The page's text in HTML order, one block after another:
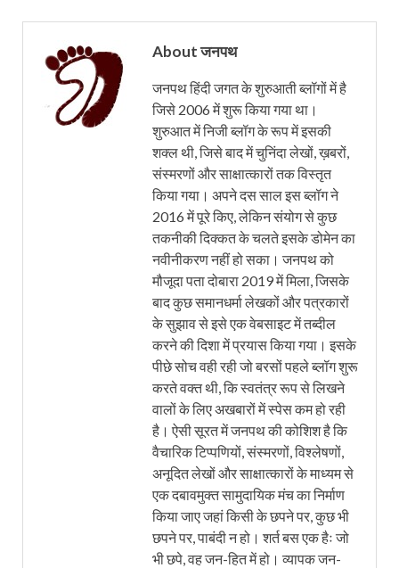
About जनपथ
जनपथ हिंदी जगत के शुरुआती ब्लॉगों में है
जिसे 2006 में शुरू किया गया था।
शुरुआत में निजी ब्लॉग के रूप में इसकी
शक्ल थी, जिसे बाद में चुनिंदा लेखों, ख़बरों,
संस्मरणों और साक्षात्कारों तक विस्तृत
किया गया। अपने दस साल इस ब्लॉग ने
2016 में पूरे किए, लेकिन संयोग से कुछ
तकनीकी दिक्कत के चलते इसके डोमेन का
नवीनीकरण नहीं हो सका। जनपथ को
मौजूदा पता दोबारा 2019 में मिला, जिसके
बाद कुछ समानधर्मा लेखकों और पत्रकारों
के सुझाव से इसे एक वेबसाइट में तब्दील
करने की दिशा में प्रयास किया गया। इसके
पीछे सोच वही रही जो बरसों पहले ब्लॉग शुरू
करते वक्त थी, कि स्वतंत्र रूप से लिखने
वालों के लिए अखबारों में स्पेस कम हो रही
है। ऐसी सूरत में जनपथ की कोशिश है कि
वैचारिक टिप्पणियों, संस्मरणों, विश्लेषणों,
अनूदित लेखों और साक्षात्कारों के माध्यम से
एक दबावमुक्त सामुदायिक मंच का निर्माण
किया जाए जहां किसी के छपने पर, कुछ भी
छपने पर, पाबंदी न हो। शर्त बस एक हैः जो
भी छपे, वह जन-हित में हो। व्यापक जन-